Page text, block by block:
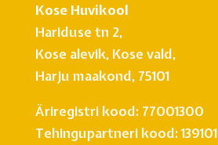
Kose Huvikool
Hariduse tn 2,
Kose alevik, Kose vald,
Harju maakond, 75101
Äriregistri kood: 77001300
Tehingupartneri kood: 139101